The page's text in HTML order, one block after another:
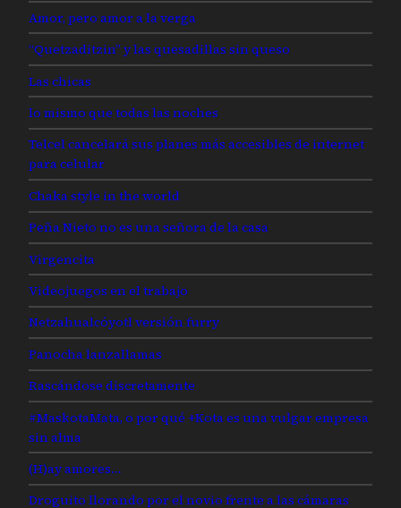
Amor, pero amor a la verga
“Quetzaditzin” y las quesadillas sin queso
Las chicas
lo mismo que todas las noches
Telcel cancelará sus planes más accesibles de internet
para celular
Chaka style in the world
Peña Nieto no es una señora de la casa
Virgencita
Videojuegos en el trabajo
Netzahualcóyotl versión furry
Panocha lanzallamas
Rascándose discretamente
#MaskotaMata, o por qué +Kota es una vulgar empresa
sin alma
(H)ay amores…
Droguito llorando por el novio frente a las cámaras